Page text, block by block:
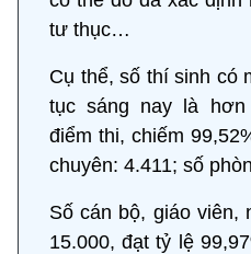
tư thục…
Cụ thể, số thí sinh có
tục sáng nay là
điểm thi, chiếm
chuyên: 4.411; số
Số cán bộ, giáo viên,
15.000, đạt tỷ lệ